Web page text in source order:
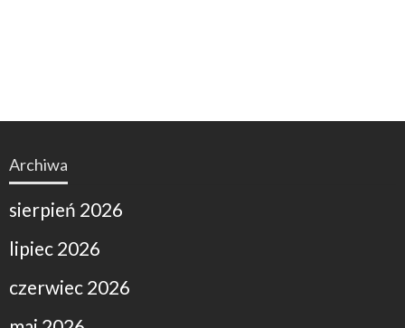
Archiwa
sierpień 2026
lipiec 2026
czerwiec 2026